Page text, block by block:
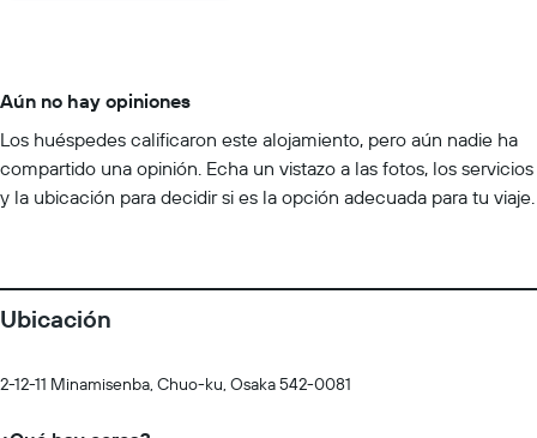
Aún no hay opiniones
Los huéspedes calificaron este alojamiento, pero aún nadie ha
compartido una opinión. Echa un vistazo a las fotos, los servicios
y la ubicación para decidir si es la opción adecuada para tu viaje.
Ubicación
2-12-11 Minamisenba, Chuo-ku, Osaka 542-0081